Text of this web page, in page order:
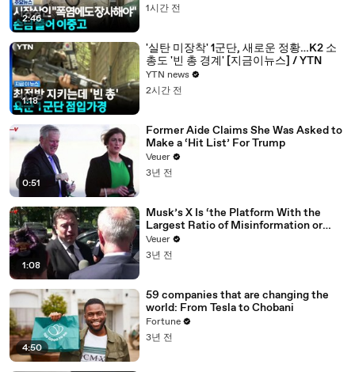
2:46
1시간 전
1:18
'실탄 미장착' 1군단, 새로운 정황…K2 소
총도 '빈 총 경계' [지금이뉴스] / YTN
YTN news
2시간 전
0:51
Former Aide Claims She Was Asked to
Make a ‘Hit List’ For Trump
Veuer
3년 전
1:08
Musk’s X Is ‘the Platform With the
Largest Ratio of Misinformation or
Disinformation’ Amongst All Social
Media Platforms
Veuer
3년 전
4:50
59 companies that are changing the
world: From Tesla to Chobani
Fortune
3년 전